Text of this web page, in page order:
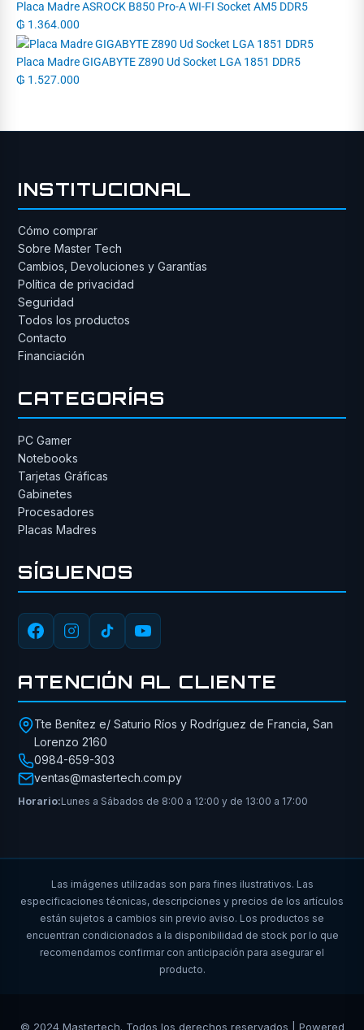
Placa Madre ASROCK B850 Pro-A WI-FI Socket AM5 DDR5
₲ 1.364.000
Placa Madre GIGABYTE Z890 Ud Socket LGA 1851 DDR5
₲ 1.527.000
INSTITUCIONAL
Cómo comprar
Sobre Master Tech
Cambios, Devoluciones y Garantías
Política de privacidad
Seguridad
Todos los productos
Contacto
Financiación
CATEGORÍAS
PC Gamer
Notebooks
Tarjetas Gráficas
Gabinetes
Procesadores
Placas Madres
SÍGUENOS
ATENCIÓN AL CLIENTE
Tte Benítez e/ Saturio Ríos y Rodríguez de Francia, San
Lorenzo 2160
0984-659-303
ventas@mastertech.com.py
Horario:Lunes a Sábados de 8:00 a 12:00 y de 13:00 a 17:00
Las imágenes utilizadas son para fines ilustrativos. Las
especificaciones técnicas, descripciones y precios de los artículos
están sujetos a cambios sin previo aviso. Los productos se
encuentran condicionados a la disponibilidad de stock por lo que
recomendamos confirmar con anticipación para asegurar el
producto.
© 2024 Mastertech. Todos los derechos reservados | Powered